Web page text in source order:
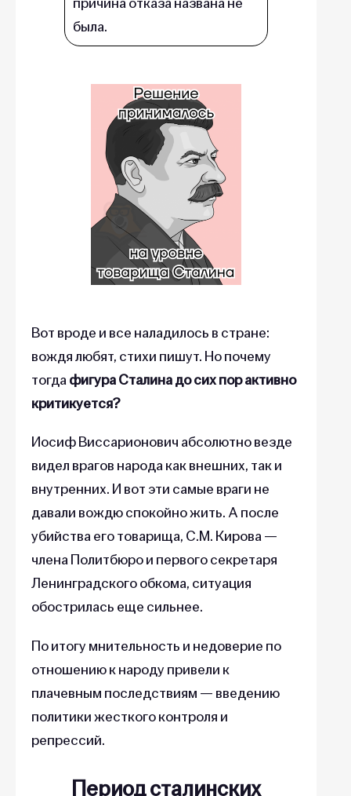
была.
Вот вроде и все наладилось в стране:
вождя любят, стихи пишут. Но почему
тогда фигура Сталина до сих пор активно
критикуется?
Иосиф Виссарионович абсолютно везде
видел врагов народа как внешних, так и
внутренних. И вот эти самые враги не
давали вождю спокойно жить. А после
убийства его товарища, С.М. Кирова —
члена Политбюро и первого секретаря
Ленинградского обкома, ситуация
обострилась еще сильнее.
По итогу мнительность и недоверие по
отношению к народу привели к
плачевным последствиям — введению
политики жесткого контроля и
репрессий.
Период сталинских